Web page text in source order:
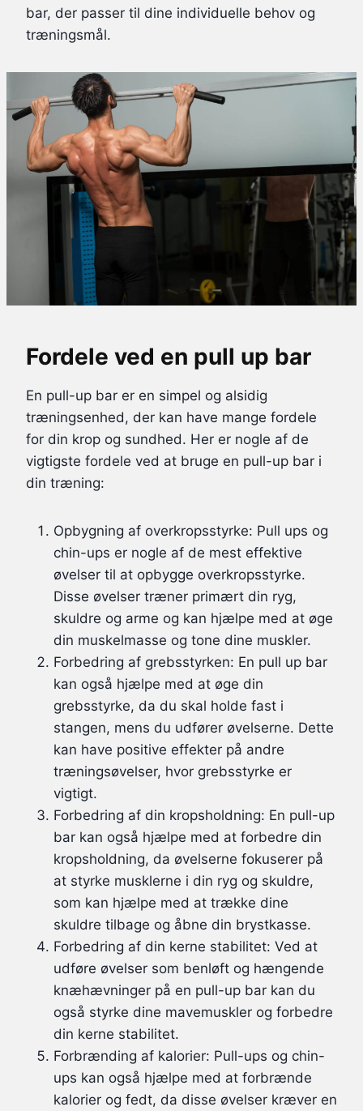
bar, der passer til dine individuelle behov og
træningsmål.
Fordele ved en pull up bar
En pull-up bar er en simpel og alsidig
træningsenhed, der kan have mange fordele
for din krop og sundhed. Her er nogle af de
vigtigste fordele ved at bruge en pull-up bar i
din træning:
Opbygning af overkropsstyrke: Pull ups og
chin-ups er nogle af de mest effektive
øvelser til at opbygge overkropsstyrke.
Disse øvelser træner primært din ryg,
skuldre og arme og kan hjælpe med at øge
din muskelmasse og tone dine muskler.
Forbedring af grebsstyrken: En pull up bar
kan også hjælpe med at øge din
grebsstyrke, da du skal holde fast i
stangen, mens du udfører øvelserne. Dette
kan have positive effekter på andre
træningsøvelser, hvor grebsstyrke er
vigtigt.
Forbedring af din kropsholdning: En pull-up
bar kan også hjælpe med at forbedre din
kropsholdning, da øvelserne fokuserer på
at styrke musklerne i din ryg og skuldre,
som kan hjælpe med at trække dine
skuldre tilbage og åbne din brystkasse.
Forbedring af din kerne stabilitet: Ved at
udføre øvelser som benløft og hængende
knæhævninger på en pull-up bar kan du
også styrke dine mavemuskler og forbedre
din kerne stabilitet.
Forbrænding af kalorier: Pull-ups og chin-
ups kan også hjælpe med at forbrænde
kalorier og fedt, da disse øvelser kræver en